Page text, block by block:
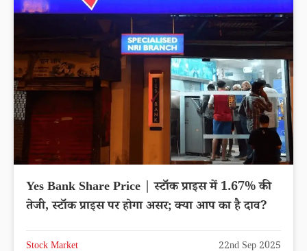
Yes Bank Share Price | स्टॉक प्राइस में 1.67% की
तेजी, स्टॉक प्राइस पर होगा असर; क्या आप का है दाव?
Stock Market 22nd Sep 2025